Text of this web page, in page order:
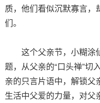
质，他们看似沉默寡言
们。
这个父亲节，小糊涂
题，从父亲的“口头禅”切
亲的只言片语中，解锁父
生活中父爱的力量，对父